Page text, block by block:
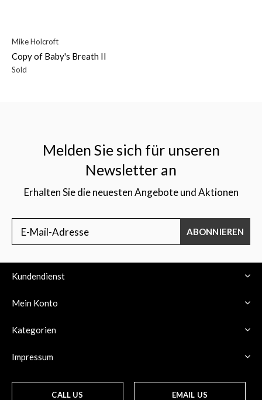
Mike Holcroft
Copy of Baby's Breath II
Sold
Melden Sie sich für unseren
Newsletter an
Erhalten Sie die neuesten Angebote und Aktionen
ABONNIEREN
Kundendienst
Mein Konto
Kategorien
Impressum
CALL US EMAIL US